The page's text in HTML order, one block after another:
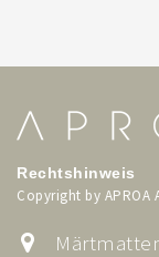
Rechtshinweis
Copyright by APROA